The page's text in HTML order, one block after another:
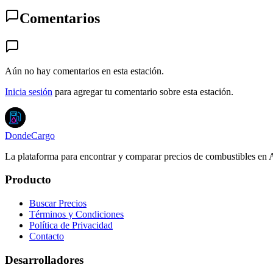
Comentarios
Aún no hay comentarios en esta estación.
Inicia sesión para agregar tu comentario sobre esta estación.
DondeCargo
La plataforma para encontrar y comparar precios de combustibles en
Producto
Buscar Precios
Términos y Condiciones
Política de Privacidad
Contacto
Desarrolladores